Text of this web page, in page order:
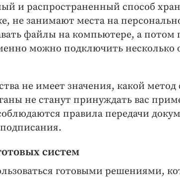
и распространенный способ
не занимают места на
файлы на компьютере, а потом
можно подключить
не имеет значения, какой
не станут принуждать вас
правила передачи
систем
готовыми решениями,